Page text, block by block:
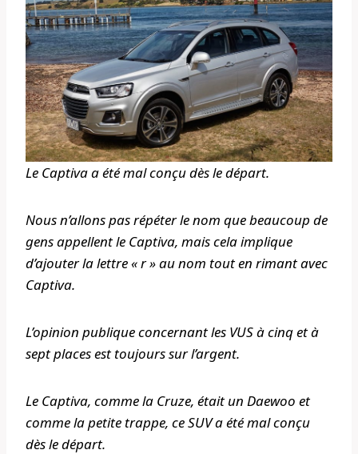
Le Captiva a été mal conçu dès le départ.
Nous n’allons pas répéter le nom que beaucoup de
gens appellent le Captiva, mais cela implique
d’ajouter la lettre « r » au nom tout en rimant avec
Captiva.
L’opinion publique concernant les VUS à cinq et à
sept places est toujours sur l’argent.
Le Captiva, comme la Cruze, était un Daewoo et
comme la petite trappe, ce SUV a été mal conçu
dès le départ.